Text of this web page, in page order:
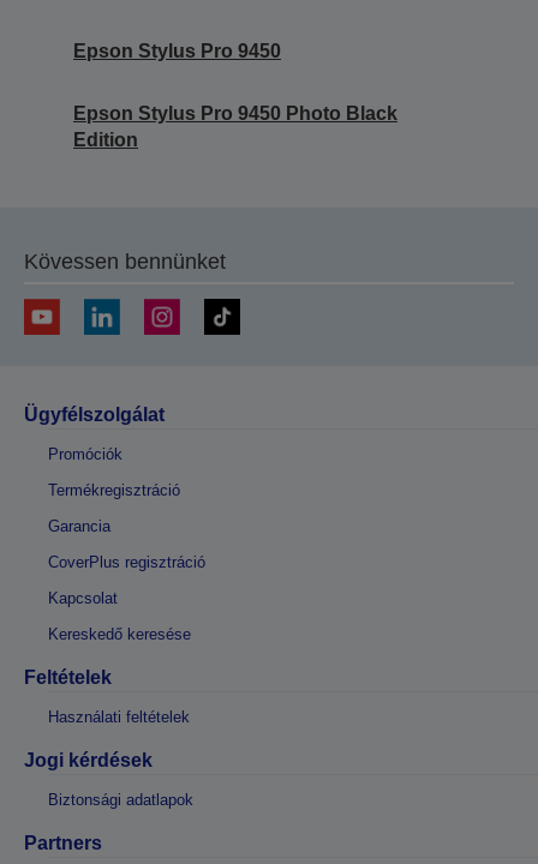
Epson Stylus Pro 9450
Epson Stylus Pro 9450 Photo Black
Edition
Kövessen bennünket
Ügyfélszolgálat
Promóciók
Termékregisztráció
Garancia
CoverPlus regisztráció
Kapcsolat
Kereskedő keresése
Feltételek
Használati feltételek
Jogi kérdések
Biztonsági adatlapok
Partners